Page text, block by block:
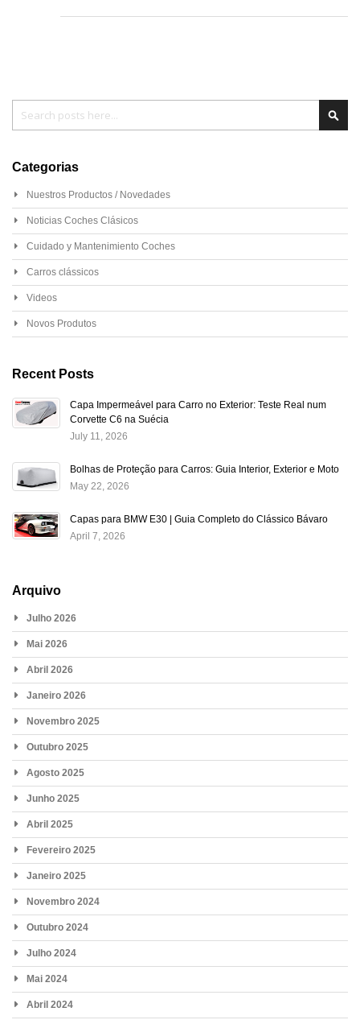
Categorias
Nuestros Productos / Novedades
Noticias Coches Clásicos
Cuidado y Mantenimiento Coches
Carros clássicos
Videos
Novos Produtos
Recent Posts
Capa Impermeável para Carro no Exterior: Teste Real num
Corvette C6 na Suécia
July 11, 2026
Bolhas de Proteção para Carros: Guia Interior, Exterior e Moto
May 22, 2026
Capas para BMW E30 | Guia Completo do Clássico Bávaro
April 7, 2026
Arquivo
Julho 2026
Mai 2026
Abril 2026
Janeiro 2026
Novembro 2025
Outubro 2025
Agosto 2025
Junho 2025
Abril 2025
Fevereiro 2025
Janeiro 2025
Novembro 2024
Outubro 2024
Julho 2024
Mai 2024
Abril 2024